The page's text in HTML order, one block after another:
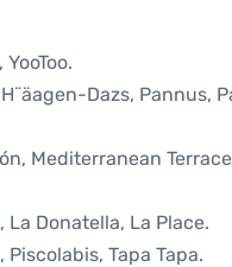
Dazs, Pannus,
Mediterranean
La Donatella, La Place.
Tapa Tapa.